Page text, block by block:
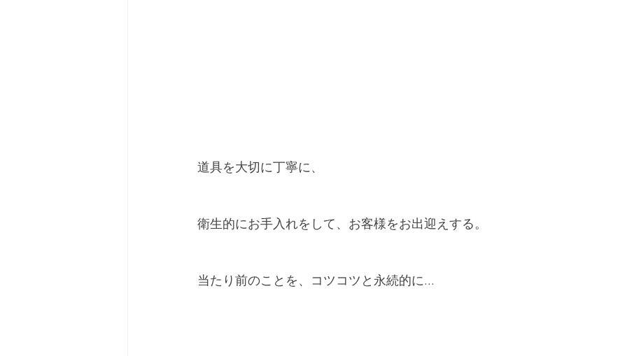
道具を大切に丁寧に、
衛生的にお手入れをして、お客様をお出迎えする。
当たり前のことを、コツコツと永続的に...